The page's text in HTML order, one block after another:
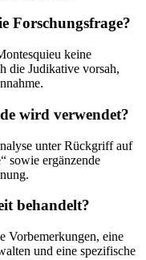
Forschungsfrage?
keine
die Judikative vorsah,
wird verwendet?
unter Rückgriff auf
sowie ergänzende
behandelt?
Vorbemerkungen, eine
und eine spezifische